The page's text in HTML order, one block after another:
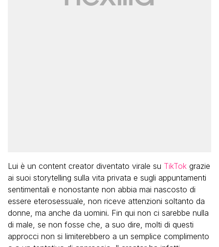
Lui è un content creator diventato virale su TikTok grazie
ai suoi storytelling sulla vita privata e sugli appuntamenti
sentimentali e nonostante non abbia mai nascosto di
essere eterosessuale, non riceve attenzioni soltanto da
donne, ma anche da uomini. Fin qui non ci sarebbe nulla
di male, se non fosse che, a suo dire, molti di questi
approcci non si limiterebbero a un semplice complimento